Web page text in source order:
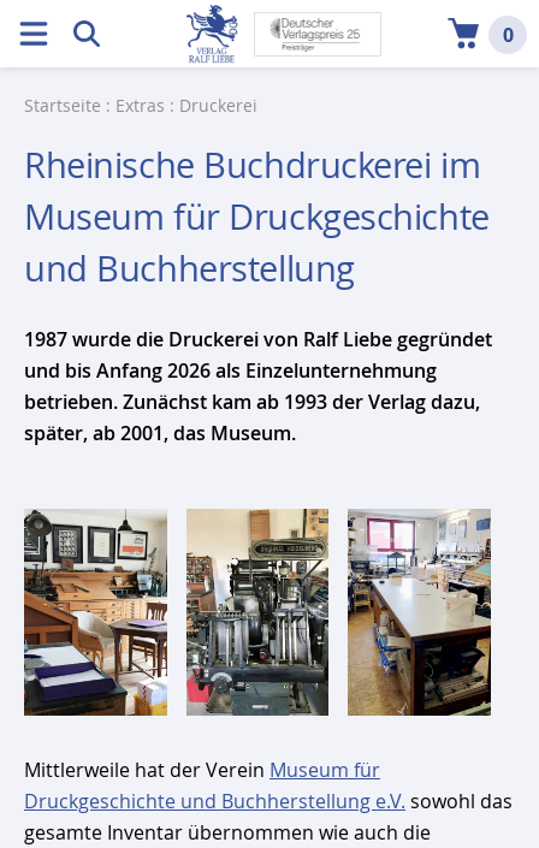
0
Startseite : Extras : Druckerei
Rheinische Buch­druckerei im
Museum für Druck­geschichte
und Buch­herstellung
1987 wurde die Druckerei von Ralf Liebe gegründet
und bis Anfang 2026 als Einzelunternehmung
betrieben. Zunächst kam ab 1993 der Verlag dazu,
später, ab 2001, das Museum.
Mittlerweile hat der Verein Museum für
Druckgeschichte und Buchherstellung e.V. sowohl das
gesamte Inventar übernommen wie auch die